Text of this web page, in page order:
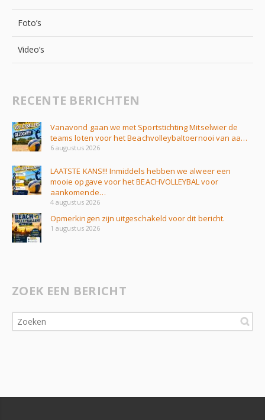
Foto’s
Video’s
RECENTE BERICHTEN
Vanavond gaan we met Sportstichting Mitselwier de
teams loten voor het Beachvolleybaltoernooi van aa…
6 augustus 2026
LAATSTE KANS!!! Inmiddels hebben we alweer een
mooie opgave voor het BEACHVOLLEYBAL voor
aankomende…
4 augustus 2026
Opmerkingen zijn uitgeschakeld voor dit bericht.
1 augustus 2026
ZOEK EEN BERICHT